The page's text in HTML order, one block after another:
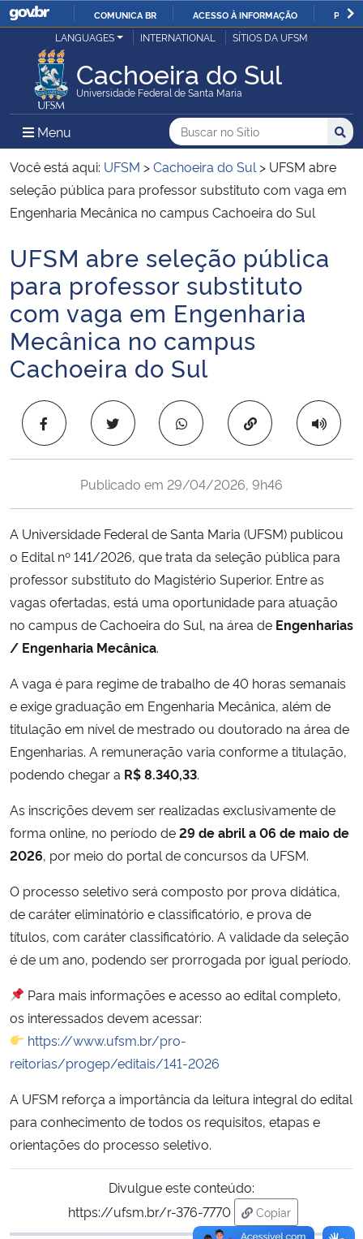
IR
O
COMUNICA BR ACESSO À INFORMAÇÃO
Ministério da Justiça e Segurança Pública
Ministério da Defesa
Ministério das Relações Exteriores
Ministério da Economia
Ministério da Infraestrutura
Ministério da Agricultura, Pecuária e Abastecimento
Ministério da Educação
Ministério da Cidadania
Ministério da Saúde
Ministério de Minas e Energia
Ministério da Ciência, Tecnologia, Inovações e Comunicações
Ministério do Meio Ambiente
Ministério do Turismo
Ministério do Desenvolvimento Regional
Controladoria-Geral da União
Ministério da Mulher, da Família e dos Direitos Humanos
Secretaria-Geral
Secretaria de Governo
Gabinete de Segurança Institucional
Advocacia-Geral da União
Banco Central do Brasil
LANGUAGES INTERNATIONAL SÍTIOS DA UFSM
Cachoeira do Sul
Universidade Federal de Santa Maria
Menu Menu Principal do Sítio
Busca
Buscar no no Sítio
Busca:
Você está aqui: UFSM >Cachoeira do Sul > UFSM abre
seleção pública para professor substituto com vaga em
Engenharia Mecânica no campus Cachoeira do Sul
Início do conteúdo
UFSM abre seleção pública
para professor substituto
com vaga em Engenharia
Mecânica no campus
Cachoeira do Sul
Copiar para área
Publicado em 29/04/2026, 9h46
A Universidade Federal de Santa Maria (UFSM) publicou
o Edital nº 141/2026, que trata da seleção pública para
professor substituto do Magistério Superior. Entre as
vagas ofertadas, está uma oportunidade para atuação
no campus de Cachoeira do Sul, na área de Engenharias
/ Engenharia Mecânica.
A vaga é para regime de trabalho de 40 horas semanais
e exige graduação em Engenharia Mecânica, além de
titulação em nível de mestrado ou doutorado na área de
Engenharias. A remuneração varia conforme a titulação,
podendo chegar a R$ 8.340,33.
As inscrições devem ser realizadas exclusivamente de
forma online, no período de29 de abril a 06 de maio de
2026, por meio do portal de concursos da UFSM.
O processo seletivo será composto por prova didática,
de caráter eliminatório e classificatório, e prova de
títulos, com caráter classificatório. A validade da seleção
é de um ano, podendo ser prorrogada por igual período.
Para mais informações e acesso ao edital completo,
os interessados devem acessar:
https://www.ufsm.br/pro-
reitorias/progep/editais/141-2026
A UFSM reforça a importância da leitura integral do edital
para conhecimento de todos os requisitos, etapas e
orientações do processo seletivo.
Divulgue este conteúdo:
https://ufsm.br/r-376-7770
Copiar
para área de